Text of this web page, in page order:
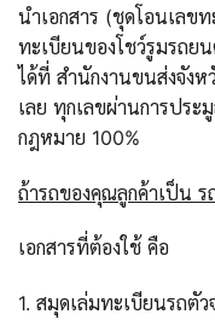
นำเอกสาร (ชุดโอนเลข
ทะเบียนของโชว์รูมรถย
ได้ที่ สำนักงานขนส่งจังห
เลย ทุกเลขผ่านการประ
กฎหมาย 100%
ถ้ารถของคุณลูกค้าเป็น
เอกสารที่ต้องใช้ คือ
1. สมุดเล่มทะเบียนรถตั